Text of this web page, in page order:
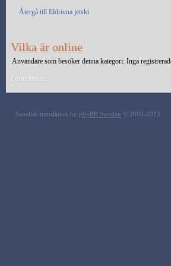
Återgå till Eldrivna jetski
Vilka är online
Användare som besöker denna kategori: Inga
Forumindex
Swedish translation by phpBB Sweden © 2006-2013